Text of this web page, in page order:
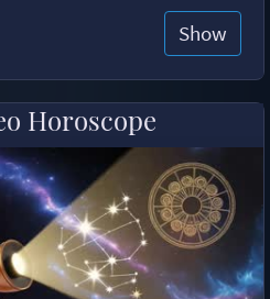
Show
Horoscope